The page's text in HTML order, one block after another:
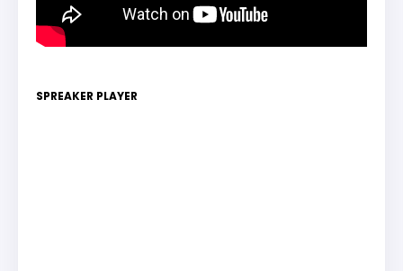
SPREAKER PLAYER